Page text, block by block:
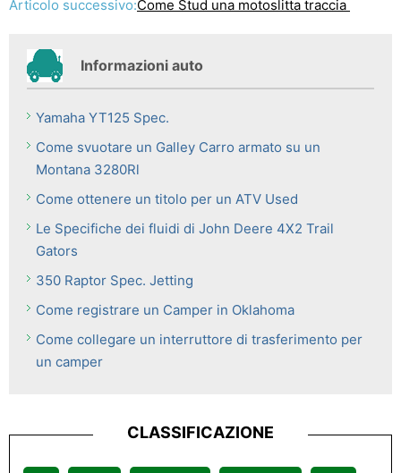
Articolo successivo:Come Stud una motoslitta traccia
Informazioni auto
Yamaha YT125 Spec.
Come svuotare un Galley Carro armato su un
Montana 3280Rl
Come ottenere un titolo per un ATV Used
Le Specifiche dei fluidi di John Deere 4X2 Trail
Gators
350 Raptor Spec. Jetting
Come registrare un Camper in Oklahoma
Come collegare un interruttore di trasferimento per
un camper
CLASSIFICAZIONE